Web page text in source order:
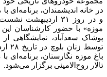
در خانه اندیشمندان،
و در روز ۳۱
موزه» با حضور کارشناسان
پوشاک سعدآباد، نمایشگاهی
باغ موزه نگارستان، برنامه‌ای
تالار روح‌الامینی برگزار می‌شود.